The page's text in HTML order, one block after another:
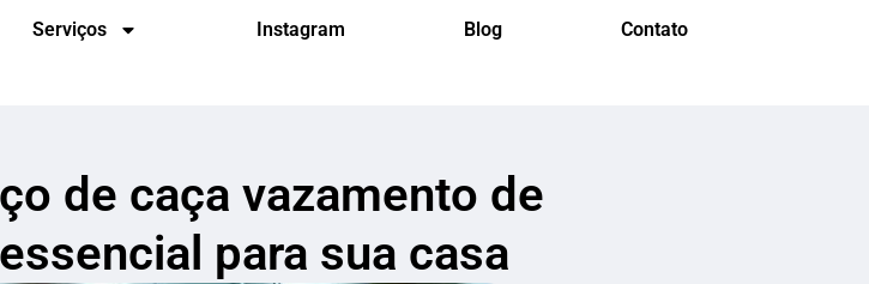
Serviços Instagram Blog Contato
de caça vazamento de
para sua casa